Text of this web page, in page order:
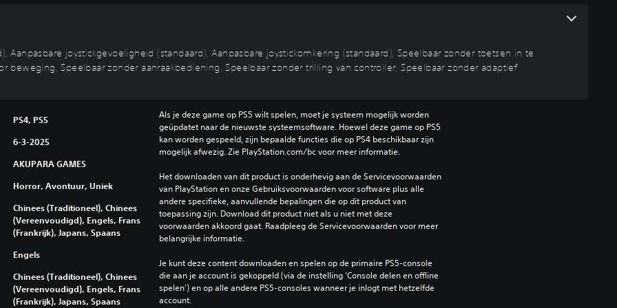
joystickgevoeligheid (standaard), Aanpasbare joystickomkering (standaard), Speelbaar zonder toetsen in te
beweging, Speelbaar zonder aanraakbediening, Speelbaar zonder trilling van controller, Speelbaar zonder adaptief
PS4, PS5
6-3-2025
AKUPARA GAMES
Horror, Avontuur, Uniek
Chinees (Traditioneel), Chinees
(Vereenvoudigd), Engels, Frans
(Frankrijk), Japans, Spaans
Engels
Chinees (Traditioneel), Chinees
(Vereenvoudigd), Engels, Frans
(Frankrijk), Japans, Spaans
Als je deze game op PS5 wilt spelen, moet je systeem mogelijk worden
geüpdatet naar de nieuwste systeemsoftware. Hoewel deze game op PS5
kan worden gespeeld, zijn bepaalde functies die op PS4 beschikbaar zijn
mogelijk afwezig. Zie PlayStation.com/bc voor meer informatie.
Het downloaden van dit product is onderhevig aan de Servicevoorwaarden
van PlayStation en onze Gebruiksvoorwaarden voor software plus alle
andere specifieke, aanvullende bepalingen die op dit product van
toepassing zijn. Download dit product niet als u niet met deze
voorwaarden akkoord gaat. Raadpleeg de Servicevoorwaarden voor meer
belangrijke informatie.
Je kunt deze content downloaden en spelen op de primaire PS5-console
die aan je account is gekoppeld (via de instelling 'Console delen en offline
spelen') en op alle andere PS5-consoles wanneer je inlogt met hetzelfde
account.